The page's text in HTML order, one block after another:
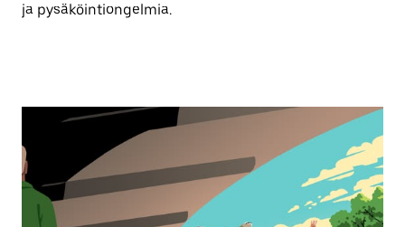
ja pysäköintiongelmia.